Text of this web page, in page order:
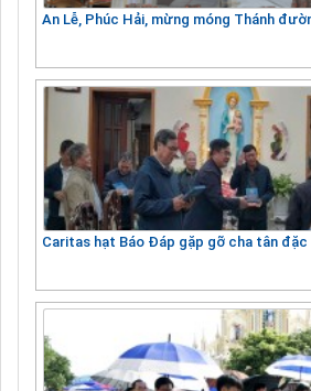
An Lễ, Phúc Hải, mừng móng Thánh
Caritas hạt Báo Đáp gặp gỡ cha tân